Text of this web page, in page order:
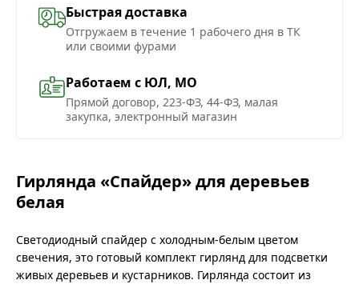
Быстрая доставка
Отгружаем в течение 1 рабочего дня в ТК
или своими фурами
Работаем с ЮЛ, МО
Прямой договор, 223-ФЗ, 44-ФЗ, малая
закупка, электронный магазин
Гирлянда «Спайдер» для деревьев
белая
Светодиодный спайдер с холодным-белым цветом
свечения, это готовый комплект гирлянд для подсветки
живых деревьев и кустарников. Гирлянда состоит из